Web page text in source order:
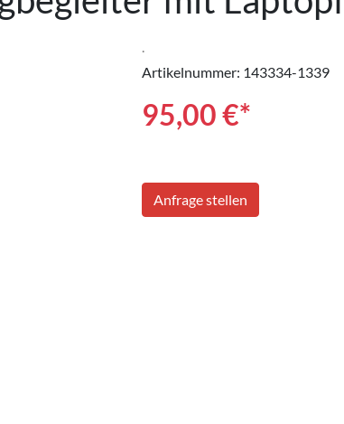
.
Artikelnummer: 143334-1339
95,00€*
Anfrage stellen